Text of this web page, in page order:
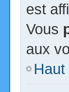
est
Vous
aux
Haut